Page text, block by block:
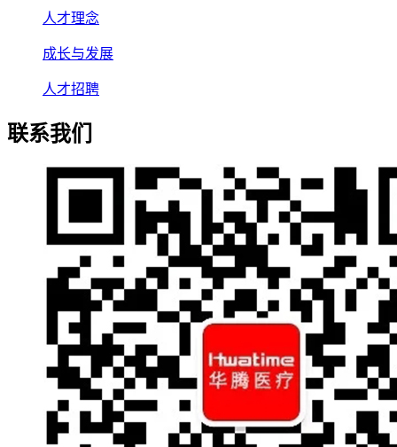
人才理念
成长与发展
人才招聘
联系我们